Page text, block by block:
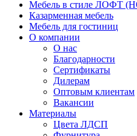
Мебель в стиле ЛОФТ
Казарменная мебель
Мебель для гостиниц
О компании
О нас
Благодарности
Сертификаты
Дилерам
Оптовым клиентам
Вакансии
Материалы
Цвета ЛДСП